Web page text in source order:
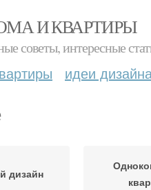
И КВАРТИРЫ
советы, интересные
идеи
дизайн